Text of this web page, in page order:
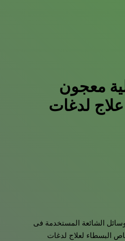
معجون
لدغات
الشائعة المستخدمة فى
البسطاء لعلاج لدغات